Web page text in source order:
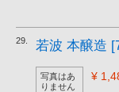
29. 若波 本醸造
写真はあ
りません
¥